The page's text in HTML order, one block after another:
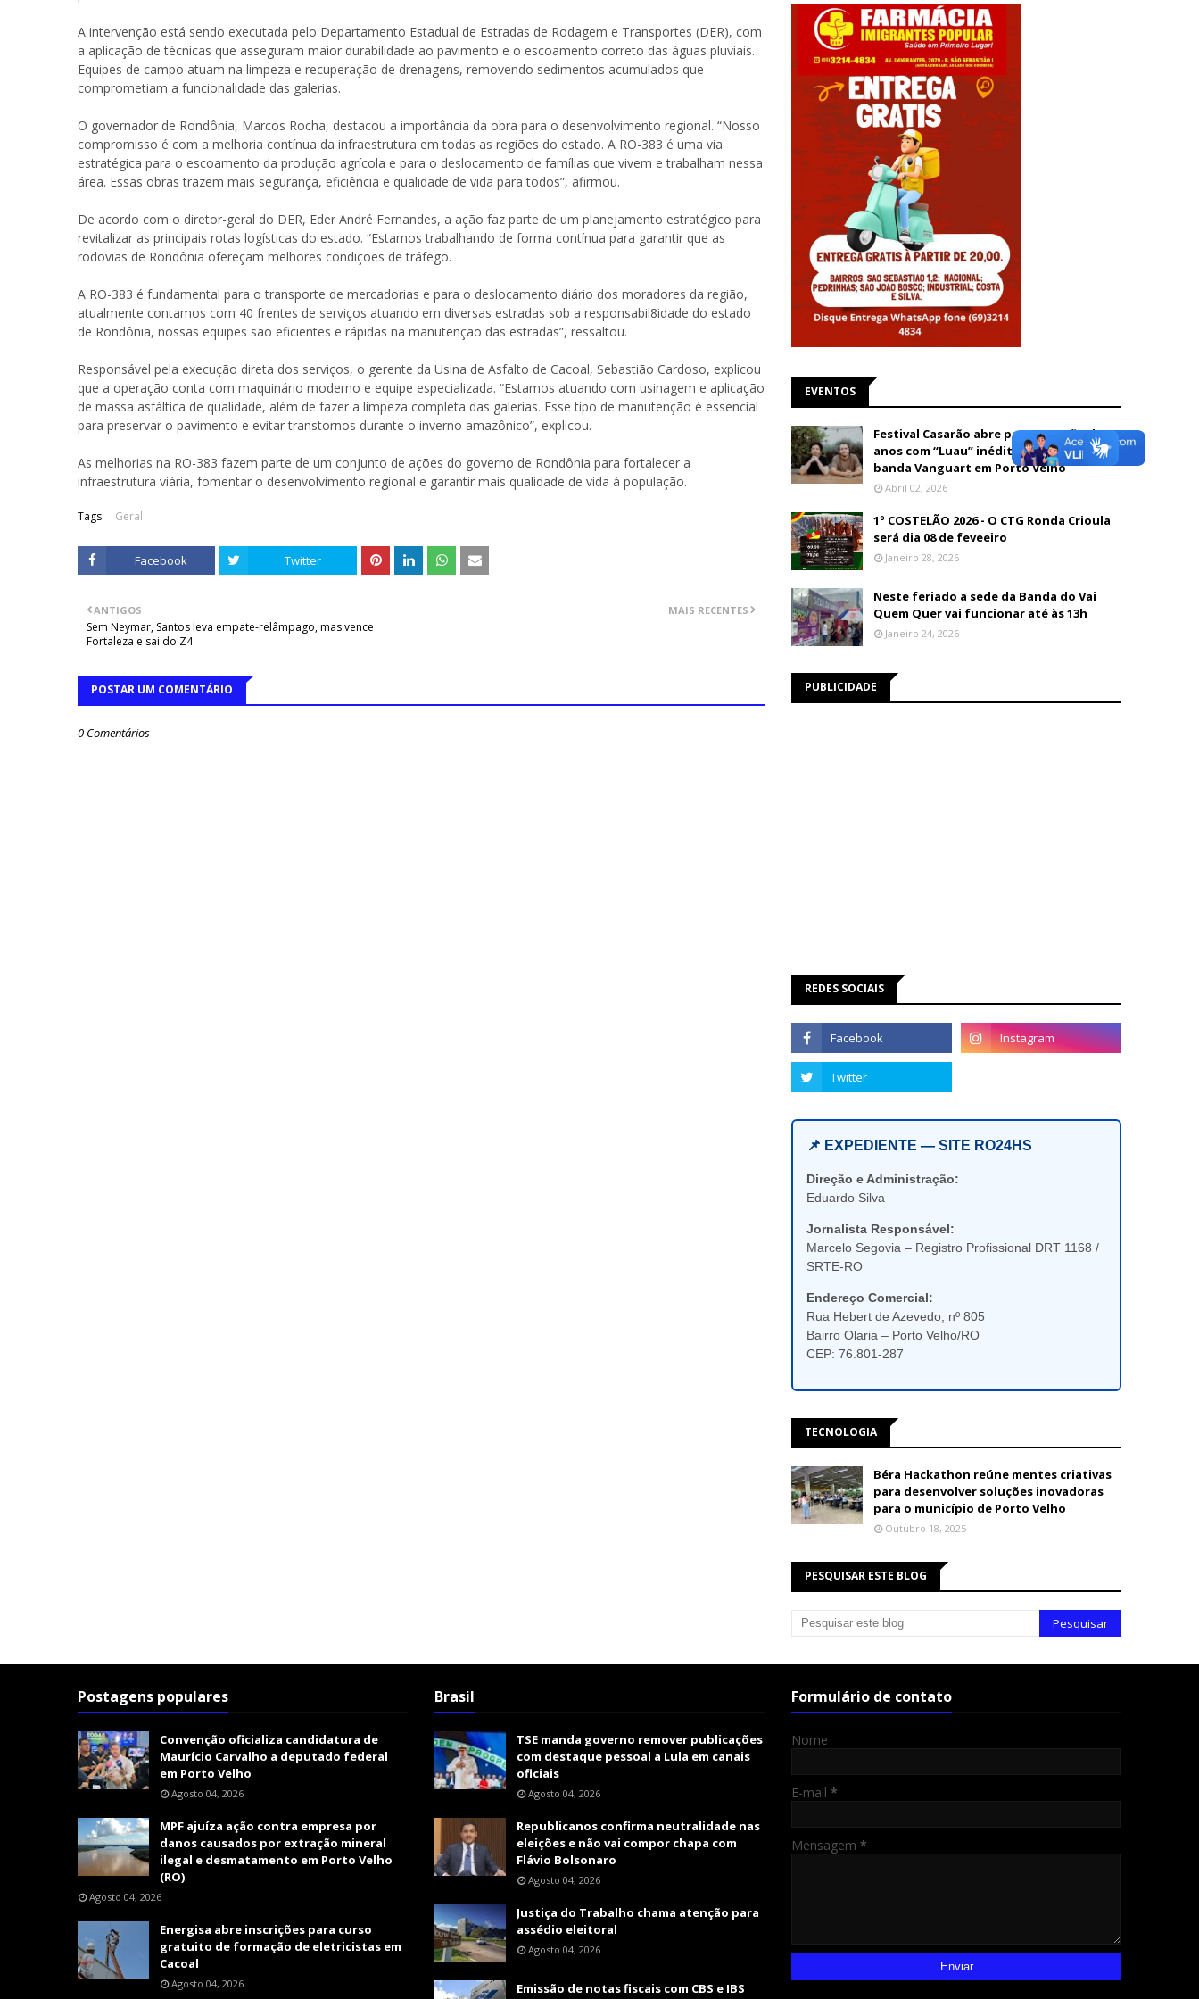
A intervenção está sendo executada pelo Departamento Estadual de Estradas de Rodagem e Transportes (DER), com
a aplicação de técnicas que asseguram maior durabilidade ao pavimento e o escoamento correto das águas pluviais.
Equipes de campo atuam na limpeza e recuperação de drenagens, removendo sedimentos acumulados que
comprometiam a funcionalidade das galerias.
O governador de Rondônia, Marcos Rocha, destacou a importância da obra para o desenvolvimento regional. “Nosso
compromisso é com a melhoria contínua da infraestrutura em todas as regiões do estado. A RO-383 é uma via
estratégica para o escoamento da produção agrícola e para o deslocamento de famílias que vivem e trabalham nessa
área. Essas obras trazem mais segurança, eficiência e qualidade de vida para todos”, afirmou.
De acordo com o diretor-geral do DER, Eder André Fernandes, a ação faz parte de um planejamento estratégico para
revitalizar as principais rotas logísticas do estado. “Estamos trabalhando de forma contínua para garantir que as
rodovias de Rondônia ofereçam melhores condições de tráfego.
A RO-383 é fundamental para o transporte de mercadorias e para o deslocamento diário dos moradores da região,
atualmente contamos com 40 frentes de serviços atuando em diversas estradas sob a responsabil8idade do estado
de Rondônia, nossas equipes são eficientes e rápidas na manutenção das estradas”, ressaltou.
Responsável pela execução direta dos serviços, o gerente da Usina de Asfalto de Cacoal, Sebastião Cardoso, explicou
que a operação conta com maquinário moderno e equipe especializada. “Estamos atuando com usinagem e aplicação
de massa asfáltica de qualidade, além de fazer a limpeza completa das galerias. Esse tipo de manutenção é essencial
para preservar o pavimento e evitar transtornos durante o inverno amazônico”, explicou.
As melhorias na RO-383 fazem parte de um conjunto de ações do governo de Rondônia para fortalecer a
infraestrutura viária, fomentar o desenvolvimento regional e garantir mais qualidade de vida à população.
Tags: Geral
Facebook Twitter
MAIS RECENTES
ANTIGOS
Sem Neymar, Santos leva empate-relâmpago, mas vence
Fortaleza e sai do Z4
POSTAR UM COMENTÁRIO
0 Comentários
EVENTOS
Festival Casarão abre programação de 26
anos com “Luau” inédito e show da
banda Vanguart em Porto Velho
Abril 02, 2026
1º COSTELÃO 2026 - O CTG Ronda Crioula
será dia 08 de feveeiro
Janeiro 28, 2026
Neste feriado a sede da Banda do Vai
Quem Quer vai funcionar até às 13h
Janeiro 24, 2026
PUBLICIDADE
REDES SOCIAIS
📌 EXPEDIENTE — SITE RO24HS
Direção e Administração:
Eduardo Silva
Jornalista Responsável:
Marcelo Segovia – Registro Profissional DRT 1168 /
SRTE-RO
Endereço Comercial:
Rua Hebert de Azevedo, nº 805
Bairro Olaria – Porto Velho/RO
CEP: 76.801-287
TECNOLOGIA
Béra Hackathon reúne mentes criativas
para desenvolver soluções inovadoras
para o município de Porto Velho
Outubro 18, 2025
PESQUISAR ESTE BLOG
Postagens populares
Convenção oficializa candidatura de
Maurício Carvalho a deputado federal
em Porto Velho
Agosto 04, 2026
MPF ajuíza ação contra empresa por
danos causados por extração mineral
ilegal e desmatamento em Porto Velho
(RO)
Agosto 04, 2026
Energisa abre inscrições para curso
gratuito de formação de eletricistas em
Cacoal
Agosto 04, 2026
Brasil
TSE manda governo remover publicações
com destaque pessoal a Lula em canais
oficiais
Agosto 04, 2026
Republicanos confirma neutralidade nas
eleições e não vai compor chapa com
Flávio Bolsonaro
Agosto 04, 2026
Justiça do Trabalho chama atenção para
assédio eleitoral
Agosto 04, 2026
Emissão de notas fiscais com CBS e IBS
Formulário de contato
Nome
E-mail *
Mensagem *